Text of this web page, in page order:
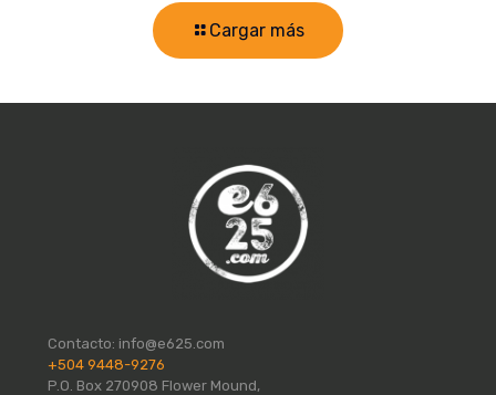
Cargar más
Contacto: info@e625.com
+504 9448-9276
P.O. Box 270908 Flower Mound,